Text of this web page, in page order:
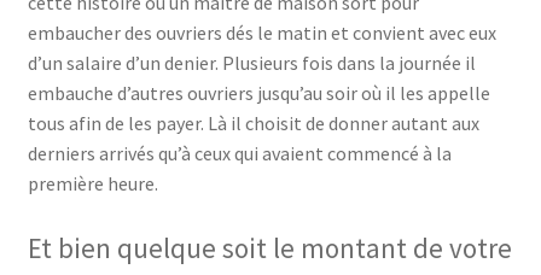
embaucher des ouvriers dés le matin et convient avec eux
d’un salaire d’un denier. Plusieurs fois dans la journée il
embauche d’autres ouvriers jusqu’au soir où il les appelle
tous afin de les payer. Là il choisit de donner autant aux
derniers arrivés qu’à ceux qui avaient commencé à la
première heure.
Et bien quelque soit le montant de votre